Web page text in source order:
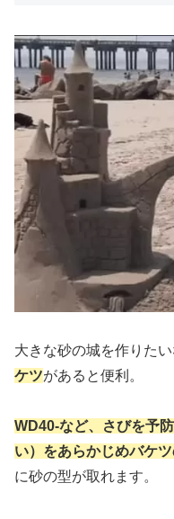
大きな砂の城を作りたい
ケツがあると便利。
WD40-など、さびを予
い）をあらかじめバケ
に砂の型が取れます。